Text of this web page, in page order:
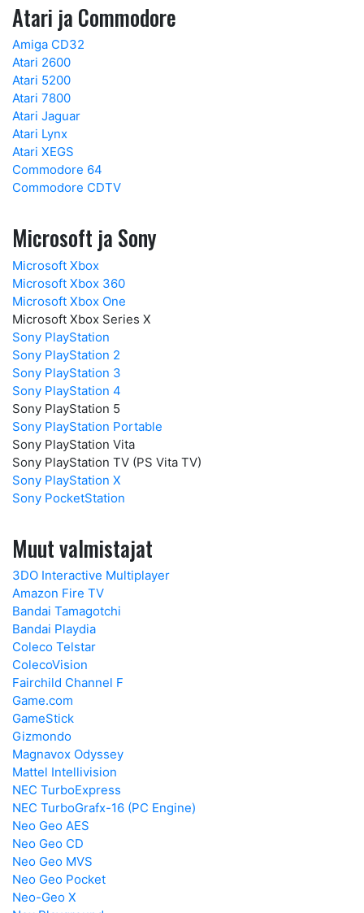
Atari ja Commodore
Amiga CD32
Atari 2600
Atari 5200
Atari 7800
Atari Jaguar
Atari Lynx
Atari XEGS
Commodore 64
Commodore CDTV
Microsoft ja Sony
Microsoft Xbox
Microsoft Xbox 360
Microsoft Xbox One
Microsoft Xbox Series X
Sony PlayStation
Sony PlayStation 2
Sony PlayStation 3
Sony PlayStation 4
Sony PlayStation 5
Sony PlayStation Portable
Sony PlayStation Vita
Sony PlayStation TV (PS Vita TV)
Sony PlayStation X
Sony PocketStation
Muut valmistajat
3DO Interactive Multiplayer
Amazon Fire TV
Bandai Tamagotchi
Bandai Playdia
Coleco Telstar
ColecoVision
Fairchild Channel F
Game.com
GameStick
Gizmondo
Magnavox Odyssey
Mattel Intellivision
NEC TurboExpress
NEC TurboGrafx-16 (PC Engine)
Neo Geo AES
Neo Geo CD
Neo Geo MVS
Neo Geo Pocket
Neo-Geo X